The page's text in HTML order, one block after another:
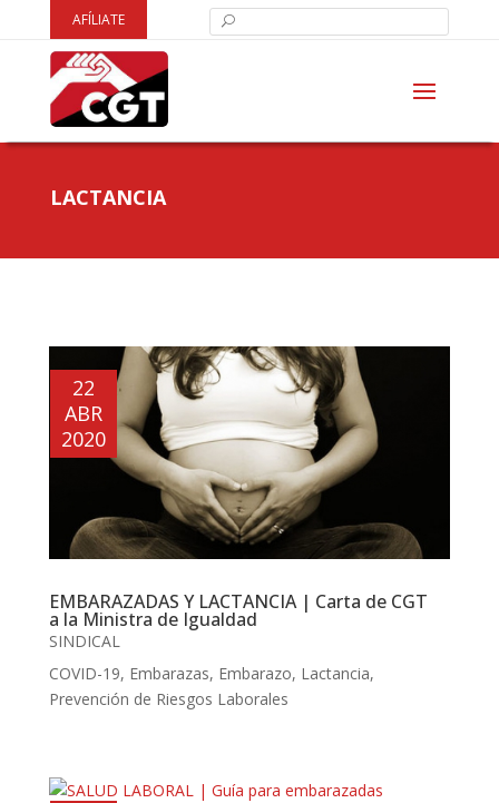
AFÍLIATE
LACTANCIA
EMBARAZADAS Y LACTANCIA | Carta de CGT
a la Ministra de Igualdad
22
ABR
2020
SINDICAL
COVID-19, Embarazas, Embarazo, Lactancia,
Prevención de Riesgos Laborales